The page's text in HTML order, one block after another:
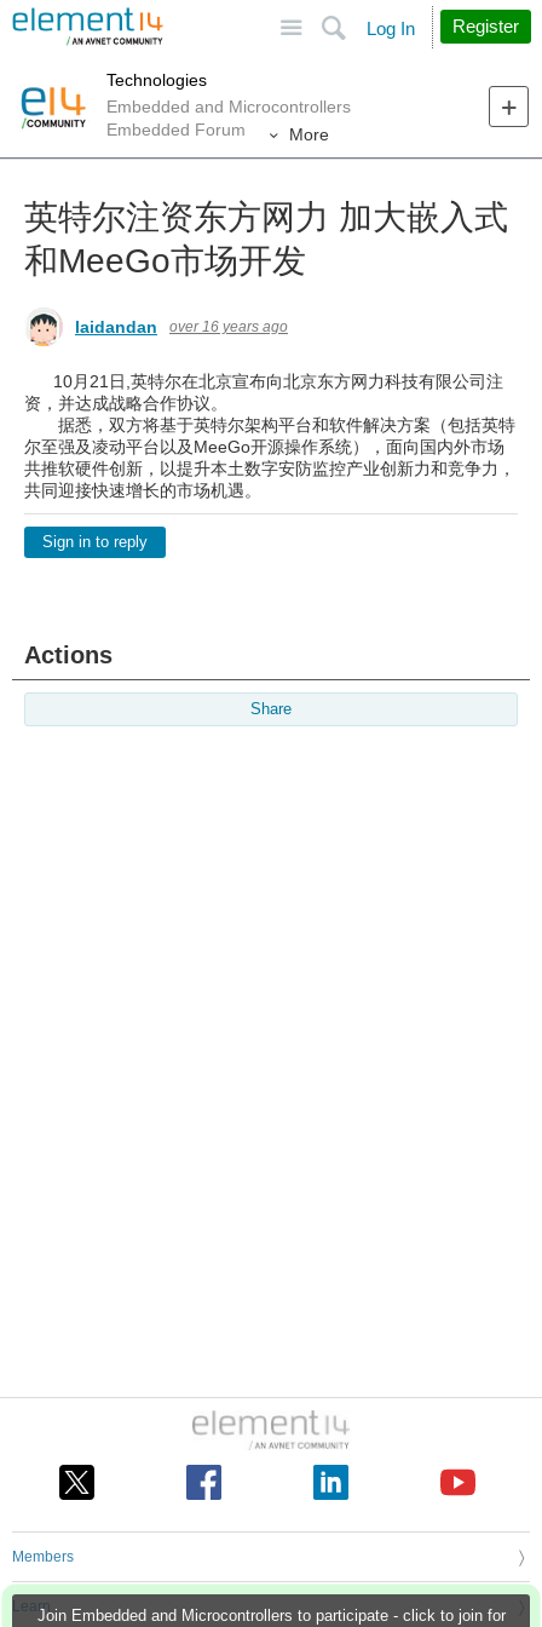
Search
Log In Register
Technologies
Embedded and Microcontrollers
Embedded Forum
More
Join Embedded and Microcontrollers to participate - click to join for
英特尔注资东方网力 加大嵌入式
和MeeGo市场开发
laidandan over 16 years ago
10月21日,英特尔在北京宣布向北京东方网力科技有限公司注
资，并达成战略合作协议。
据悉，双方将基于英特尔架构平台和软件解决方案（包括英特
尔至强及凌动平台以及MeeGo开源操作系统），面向国内外市场
共推软硬件创新，以提升本土数字安防监控产业创新力和竞争力，
共同迎接快速增长的市场机遇。
Sign in to reply
Actions
Share
Members
Learn